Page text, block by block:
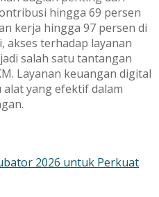
hingga 69 persen
kerja hingga 97 persen di
akses terhadap layanan
salah satu tantangan
Layanan keuangan digital
yang efektif dalam